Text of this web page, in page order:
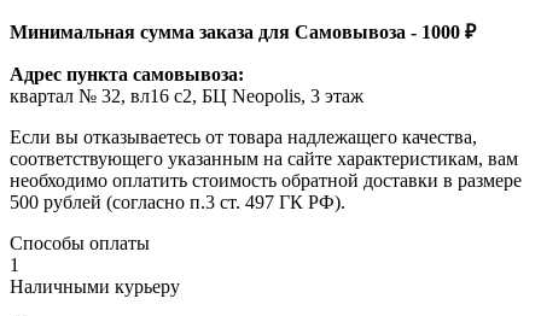
Минимальная сумма заказа для Самовывоза - 1000 ₽
Адрес пункта самовывоза:
квартал № 32, вл16 с2, БЦ Neopolis, 3 этаж
Если вы отказываетесь от товара надлежащего качества,
соответствующего указанным на сайте характеристикам, вам
необходимо оплатить стоимость обратной доставки в размере
500 рублей (согласно п.3 ст. 497 ГК РФ).
Способы оплаты
1
Наличными курьеру